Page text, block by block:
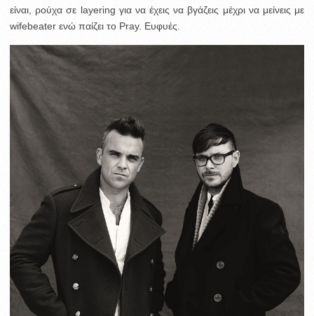
είναι, ρούχα σε layering για να έχεις να βγάζεις μέχρι να μείνεις με
wifebeater ενώ παίζει το Pray. Ευφυές.